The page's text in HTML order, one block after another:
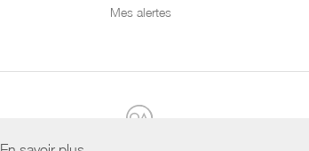
Mes alertes